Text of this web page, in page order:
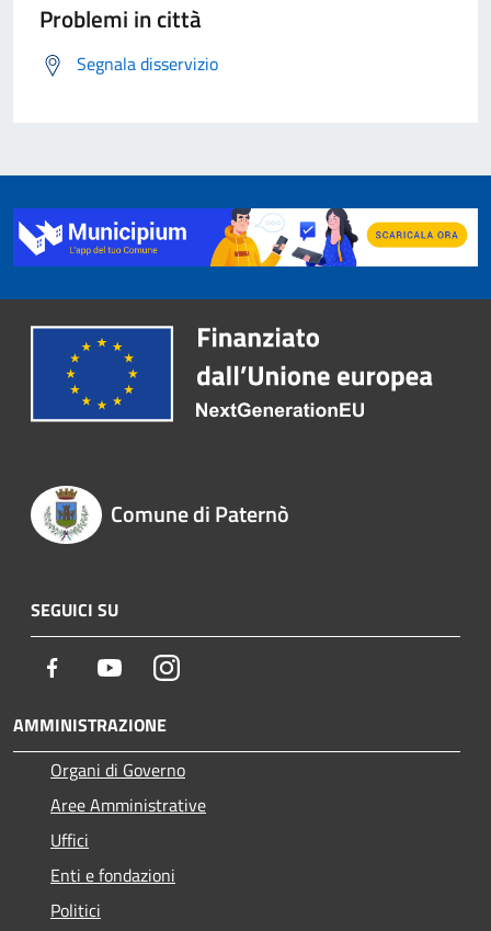
Problemi in città
Segnala disservizio
Comune di Paternò
SEGUICI SU
Facebook YoutubeInstagram
AMMINISTRAZIONE
Organi di Governo
Aree Amministrative
Uffici
Enti e fondazioni
Politici